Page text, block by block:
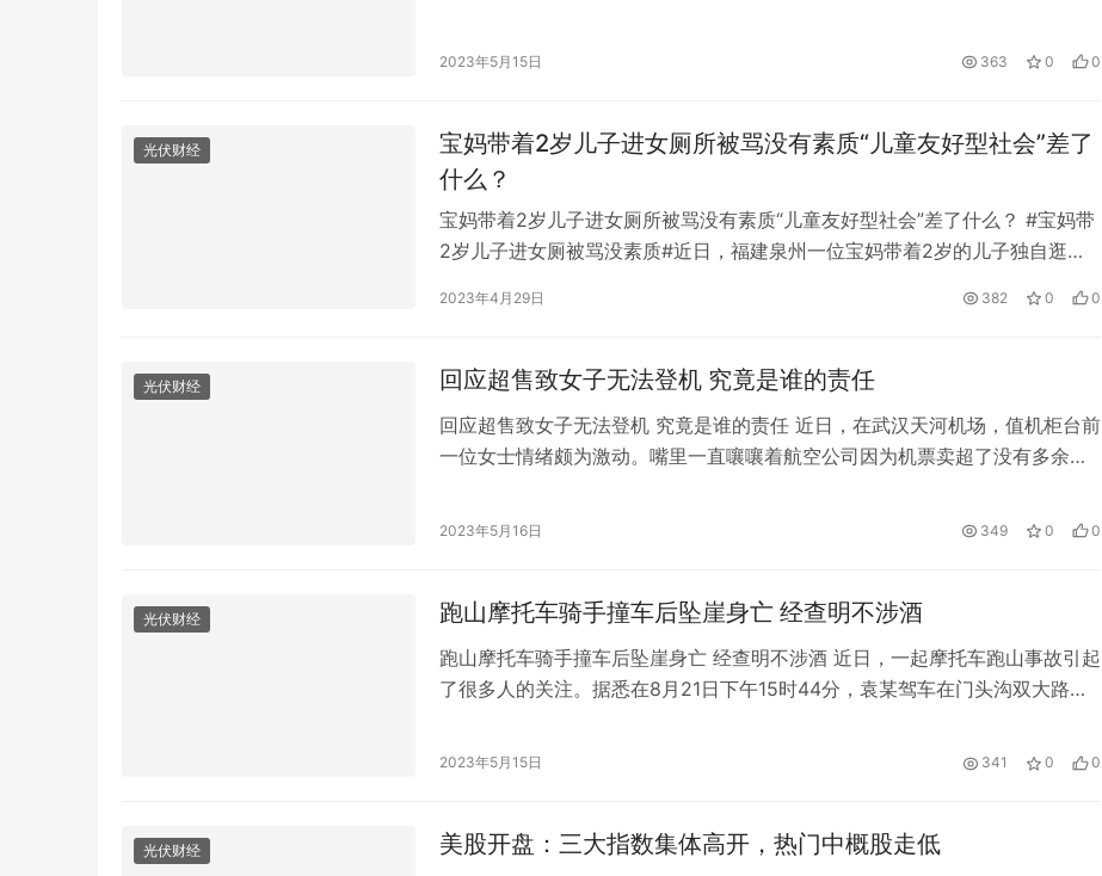
者发现人气最高的是起拍价1000元的一只蓝金小公猫，开拍5分钟价格就翻了
2023年5月15日 363 0 0
光伏财经
宝妈带着2岁儿子进女厕所被骂没有素质“儿童友好型社会”差了
什么？
宝妈带着2岁儿子进女厕所被骂没有素质“儿童友好型社会”差了什么？ #宝妈带
2岁儿子进女厕被骂没素质#近日，福建泉州一位宝妈带着2岁的儿子独自逛商
安全。厕所都是独立隔间，所以允许小孩站在隔间里，但还是被骂没素质。 张
以为…
2023年4月29日 382 0 0
光伏财经 回应超售致女子无法登机 究竟是谁的责任
回应超售致女子无法登机 究竟是谁的责任 近日，在武汉天河机场，值机柜台前
一位女士情绪颇为激动。嘴里一直嚷嚷着航空公司因为机票卖超了没有多余的
这件事情上热搜。 首先这位女士的行为可能稍微有点过激了，但是却能够让人
2023年5月16日 349 0 0
光伏财经 跑山摩托车骑手撞车后坠崖身亡 经查明不涉酒
跑山摩托车骑手撞车后坠崖身亡 经查明不涉酒 近日，一起摩托车跑山事故引起
了很多人的关注。据悉在8月21日下午15时44分，袁某驾车在门头沟双大路上
入它所指示的弯道时，袁某驾驶的摩托车突然越过中线，驶入逆行，这时对面
2023年5月15日 341 0 0
光伏财经 美股开盘：三大指数集体高开，热门中概股走低